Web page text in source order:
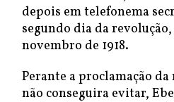
depois em telefonema
segundo dia da revolução,
novembro de 1918.
Perante a proclamação
não conseguira evitar,